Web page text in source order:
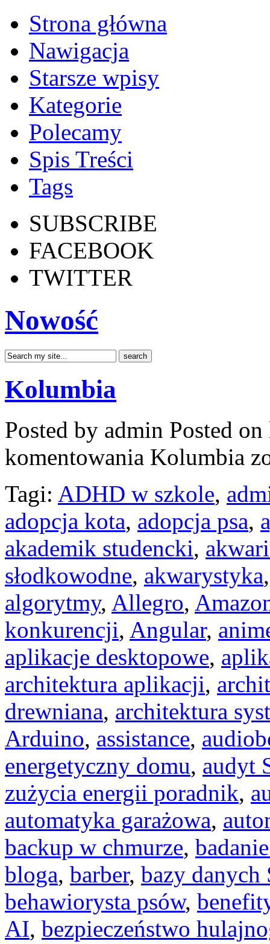
Strona główna
Nawigacja
Starsze wpisy
Kategorie
Polecamy
Spis Treści
Tags
SUBSCRIBE
FACEBOOK
TWITTER
Nowość
Kolumbia
Posted by admin Posted
komentowania Kolumbia
Tagi: ADHD w szkole,
adopcja kota, adopcja psa,
akademik studencki,
słodkowodne, akwarystyka
algorytmy, Allegro,
konkurencji, Angular,
aplikacje desktopowe,
architektura aplikacji,
drewniana, architektura
Arduino, assistance,
energetyczny domu, audyt
zużycia energii poradnik,
automatyka garażowa,
backup w chmurze,
bloga, barber, bazy danych
behawiorysta psów,
AI, bezpieczeństwo